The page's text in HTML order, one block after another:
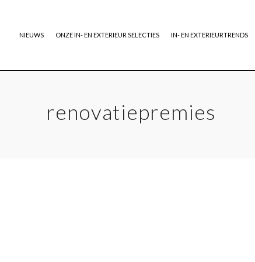
NIEUWS ONZE IN- EN EXTERIEUR SELECTIES IN- EN EXTERIEURTRENDS
renovatiepremies